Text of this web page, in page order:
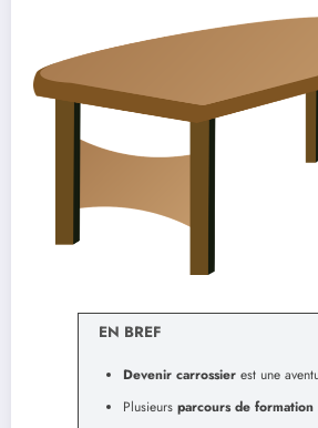
EN BREF
Devenir carrossier est une
Plusieurs parcours de formation